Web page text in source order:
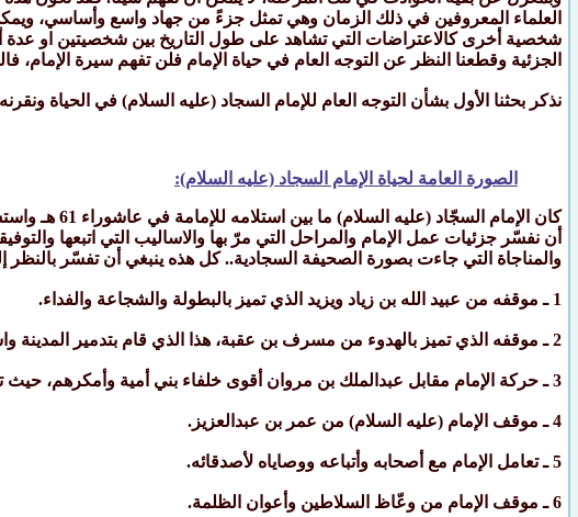
العلماء المعروفين في ذلك الزمان وهي تمثل جزءً من جهاد واسع وأساسي،
شخصية أخرى كالاعتراضات التي تشاهد على طول التاريخ بين شخصيتين او عدة
الجزئية وقطعنا النظر عن التوجه العام في حياة الإمام فلن تفهم سيرة الإمام،
نذكر بحثنا الأول بشأن التوجه العام للإمام السجاد (عليه السلام) في الحياة
الصورة العامة لحياة الإمام السجاد (عليه السلام):
أن نفسّر جزئيات عمل الإمام والمراحل التي مرّ بها والاساليب التي اتبعها
والمناجاة التي جاءت بصورة الصحيفة السجادية.. كل هذه ينبغي أن تفسّر بالنظر
1 ـ موقفه من عبيد الله بن زياد ويزيد الذي تميز بالبطولة والشجاعة والفداء.
2 ـ موقفه الذي تميز بالهدوء من مسرف بن عقبة، هذا الذي قام بتدمير المدينة واستباح أموالها بأمر من يزيد في السنة الثالثة من حكمه.
3 ـ حركة الإمام مقابل عبدالملك بن مروان أقوى خلفاء بني أمية وأمكرهم، حيث تميز موقفه بالشدّة حيناً والاعتدال حيناً آخر.
4 ـ موقف الإمام (عليه السلام) من عمر بن عبدالعزيز.
5 ـ تعامل الإمام مع أصحابه وأتباعه ووصاياه لأصدقائه.
6 ـ موقف الإمام من وعّاظ السلاطين وأعوان الظلمة.